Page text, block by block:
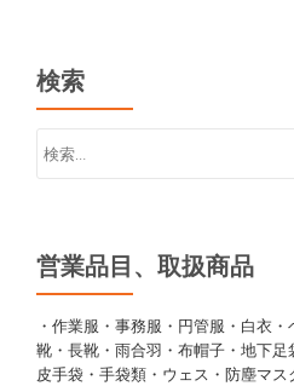
検索
営業品目、取扱商品
・作業服・事務服・円管服・白衣
靴・長靴・雨合羽・布帽子・地下足
皮手袋・手袋類・ウェス・防塵マス